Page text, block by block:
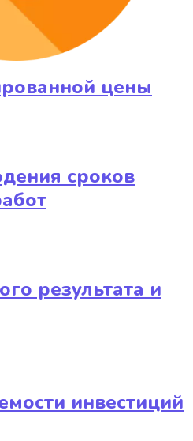
цены
сроков
результата и
инвестиций